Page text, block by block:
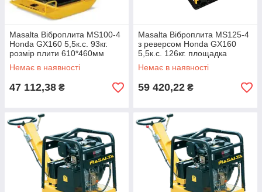
Masalta Віброплита MS100-4
Honda GX160 5,5к.с. 93кг.
розмір плити 610*460мм
Немає в наявності
47 112,38 ₴
Masalta Віброплита MS125-4
з реверсом Honda GX160
5,5к.с. 126кг. площадка
630*400мм
Немає в наявності
59 420,22 ₴